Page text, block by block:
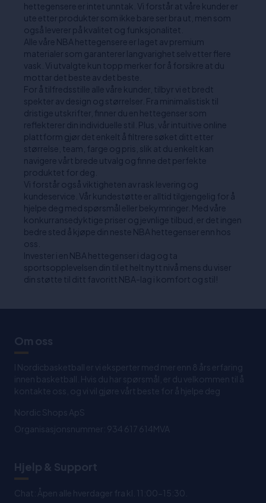
hettegensere er intet unntak. Vi forstår at våre kunder er
ute etter produkter som ikke bare ser bra ut, men som
også leverer på kvalitet og funksjonalitet.
Alle våre NBA hettegensere er laget av premium
materialer som garanterer langvarighet selv etter flere
vask. Vi utvalgte kun topp merker for å forsikre at du
mottar det beste av det beste.
For å tilfredsstille alle våre kunder, tilbyr vi et bredt
spekter av design og størrelser. Fra minimalistisk til
dristige utskrifter, finner du en hettegenser som
reflekterer din individuelle stil. Plus, vår intuitive online
plattform gjør det enkelt å filtrere søket ditt etter
størrelse, team, farge og pris, slik at du enkelt kan
navigere vårt brede utvalg og finne det perfekte
produktet for deg.
Vi forstår også viktigheten av rask levering og
kundeservice. Vår kundestøtte er alltid tilgjengelig for å
hjelpe deg med spørsmål eller bekymringer. Med våre
konkurransedyktige priser og jevnlige tilbud, er det ingen
bedre sted å kjøpe din neste NBA hettegenser enn hos
oss.
Invester i en NBA hettegenser i dag og ta
sportsopplevelsen din til et helt nytt nivå mens du viser
din støtte til ditt favoritt NBA-lag i komfort og stil!
Om oss
I Nordicbasketball er vi eksperter med mer enn 8 års erfaring
innen basketball. Hvis du har spørsmål, er du velkommen til å
kontakte oss, og vi vil gjøre vårt beste for å hjelpe deg
Nordic Shops ApS
Organisasjonsnummer: 934 617 614MVA
Hjelp & Support
Chat: Åpen alle hverdager fra kl. 11:00-15:30.